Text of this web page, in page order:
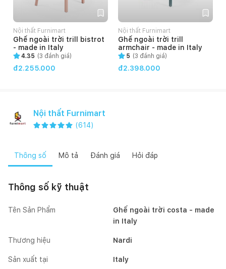
Nội thất Furnimart
Ghế ngoài trời trill bistrot
- made in Italy
4.35 (3 đánh giá)
đ2.255.000
Nội thất Furnimart
Ghế ngoài trời trill
armchair - made in Italy
5 (3 đánh giá)
đ2.398.000
Nội thất Furnimart
(614)
Thông số Mô tả Đánh giá Hỏi đáp
Thông số kỹ thuật
Tên Sản Phẩm
Ghế ngoài trời costa - made
in Italy
Thương hiệu Nardi
Sản xuất tại Italy